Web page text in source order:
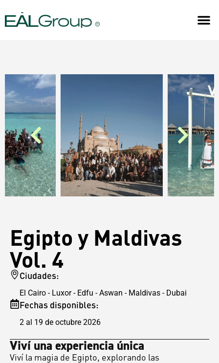
Egipto y Maldivas
Vol. 4
Ciudades:
El Cairo - Luxor - Edfu - Aswan - Maldivas - Dubai
Fechas disponibles:
2 al 19 de octubre 2026
Viví una experiencia única
Viví la magia de Egipto, explorando las